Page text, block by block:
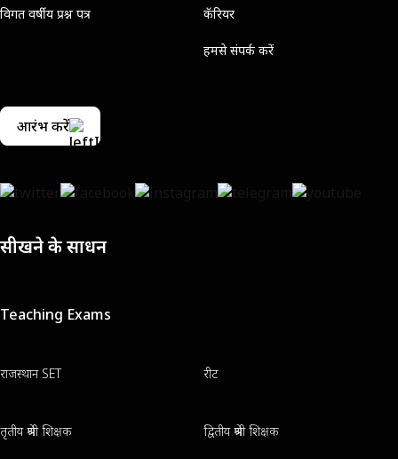
विगत वर्षीय प्रश्न पत्र कॅरियर
हमसे संपर्क करें
आरंभ करें
सीखने के साधन
Teaching Exams
राजस्थान SET रीट
तृतीय श्रेणी शिक्षक द्वितीय श्रेणी शिक्षक